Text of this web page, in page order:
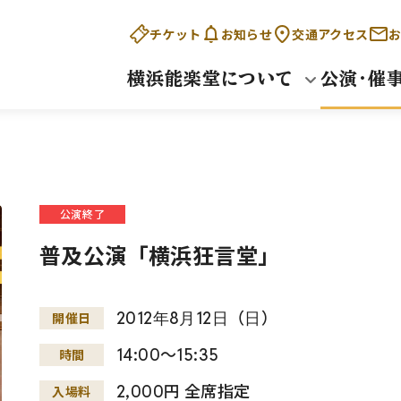
チケット お知らせ 交通アクセス
横浜能楽堂について 公演・催
公演終了
普及公演「横浜狂言堂」
開催日 2012年8月 12日 （日 ）
時間 14:00～15:35
入場料 2,000円 全席指定